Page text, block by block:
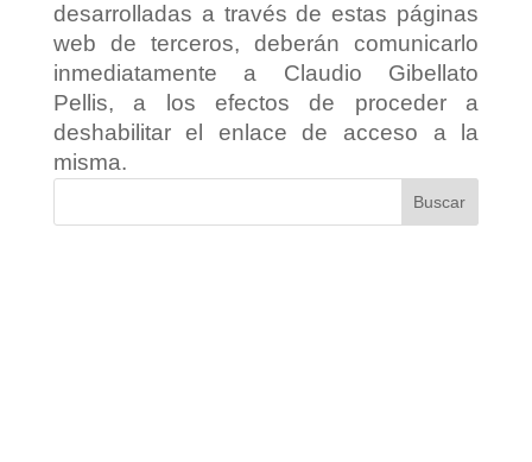
desarrolladas a través de estas páginas
web de terceros, deberán comunicarlo
inmediatamente a Claudio Gibellato
Pellis, a los efectos de proceder a
deshabilitar el enlace de acceso a la
misma.